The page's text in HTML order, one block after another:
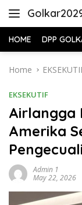
HOME DPP
Home
EKSEKUTIF
Airlangga
Amerika
Admin 1
May 22, 2026